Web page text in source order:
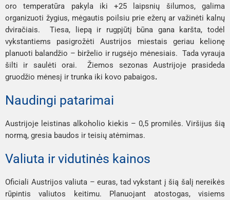
oro temperatūra pakyla iki +25 laipsnių šilumos, galima
organizuoti žygius, mėgautis poilsiu prie ežerų ar važinėti kalnų
dviračiais. Tiesa, liepą ir rugpjūtį būna gana karšta, todėl
vykstantiems pasigrožėti Austrijos miestais geriau kelionę
planuoti balandžio – birželio ir rugsėjo mėnesiais. Tada vyrauja
šilti ir saulėti orai. Žiemos sezonas Austrijoje prasideda
gruodžio mėnesį ir trunka iki kovo pabaigos.
Naudingi patarimai
Austrijoje leistinas alkoholio kiekis – 0,5 promilės. Viršijus šią
normą, gresia baudos ir teisių atėmimas.
Valiuta ir vidutinės kainos
Oficiali Austrijos valiuta – euras, tad vykstant į šią šalį nereikės
rūpintis valiutos keitimu. Planuojant atostogas, visiems